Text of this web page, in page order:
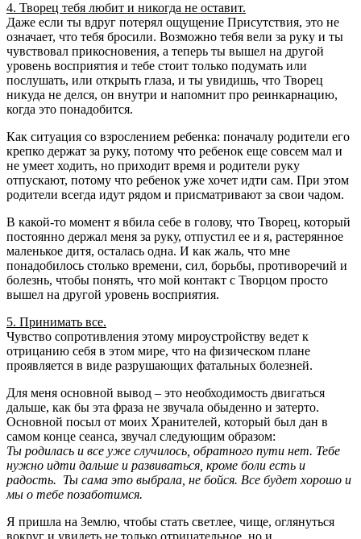
4. Творец тебя любит и никогда не оставит.
Даже если ты вдруг потерял ощущение Присутствия, это не
означает, что тебя бросили. Возможно тебя вели за руку и ты
чувствовал прикосновения, а теперь ты вышел на другой
уровень восприятия и тебе стоит только подумать или
послушать, или открыть глаза, и ты увидишь, что Творец
никуда не делся, он внутри и напомнит про реинкарнацию,
когда это понадобится.
Как ситуация со взрослением ребенка: поначалу родители его
крепко держат за руку, потому что ребенок еще совсем мал и
не умеет ходить, но приходит время и родители руку
отпускают, потому что ребенок уже хочет идти сам. При этом
родители всегда идут рядом и присматривают за свои чадом.
В какой-то момент я вбила себе в голову, что Творец, который
постоянно держал меня за руку, отпустил ее и я, растерянное
маленькое дитя, осталась одна. И как жаль, что мне
понадобилось столько времени, сил, борьбы, противоречий и
болезнь, чтобы понять, что мой контакт с Творцом просто
вышел на другой уровень восприятия.
5. Принимать все.
Чувство сопротивления этому мироустройству ведет к
отрицанию себя в этом мире, что на физическом плане
проявляется в виде разрушающих фатальных болезней.
Для меня основной вывод – это необходимость двигаться
дальше, как бы эта фраза не звучала обыденно и затерто.
Основной посыл от моих Хранителей, который был дан в
самом конце сеанса, звучал следующим образом:
Ты родилась и все уже случилось, обратного пути нет. Тебе
нужно идти дальше и развиваться, кроме боли есть и
радость. Ты сама это выбрала, не бойся. Все будет хорошо и
мы о тебе позаботимся.
Я пришла на Землю, чтобы стать светлее, чище, оглянуться